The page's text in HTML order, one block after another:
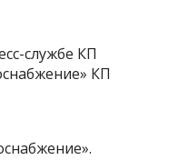
службе КП
КП